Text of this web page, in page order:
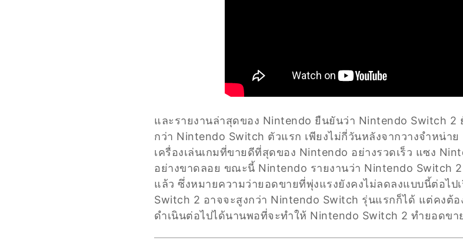
และรายงานล่าสุดของ Nintendo ยืนยันว่า Nintendo Switch 2
กว่า Nintendo Switch ตัวแรก เพียงไม่กี่วันหลังจากวางจำหน่า
เครื่องเล่นเกมที่ขายดีที่สุดของ Nintendo อย่างรวดเร็ว แซง
อย่างขาดลอย ขณะนี้ Nintendo รายงานว่า Nintendo Switch 2
แล้ว ซึ่งหมายความว่ายอดขายที่พุ่งแรงยังคงไม่ลดลงแบบนี้ต่อไป
Switch 2 อาจจะสูงกว่า Nintendo Switch รุ่นแรกก็ได้ แต่คงต้
ดำเนินต่อไปได้นานพอที่จะทำให้ Nintendo Switch 2 ทำยอดข